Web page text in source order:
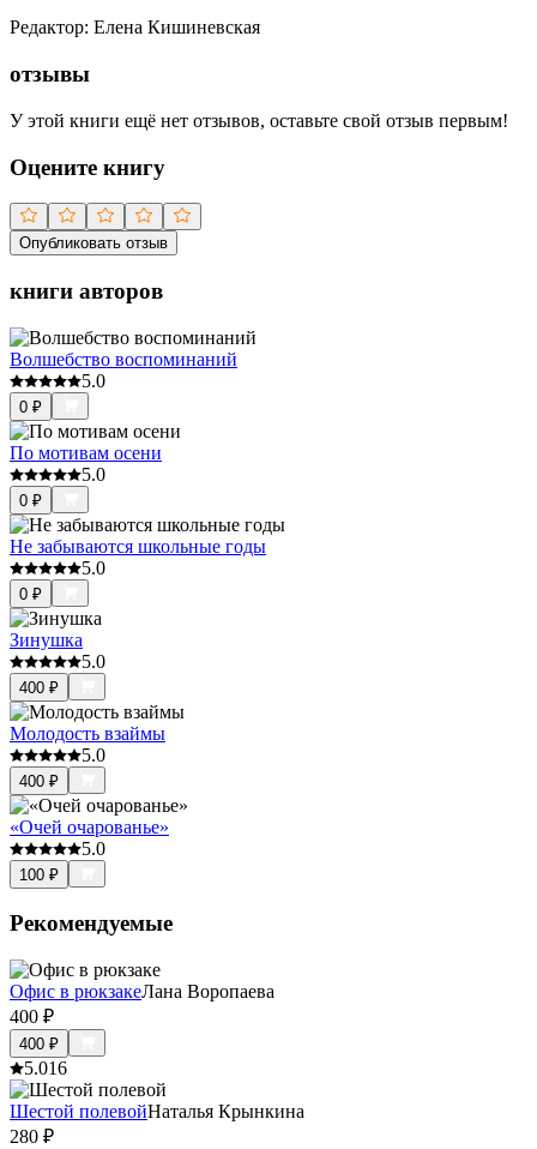
Редактор: Елена Кишиневская
отзывы
У этой книги ещё нет отзывов, оставьте свой отзыв первым!
Оцените книгу
Опубликовать отзыв
книги авторов
Волшебство воспоминаний
5.0
0 ₽
По мотивам осени
5.0
0 ₽
Не забываются школьные годы
5.0
0 ₽
Зинушка
5.0
400 ₽
Молодость взаймы
5.0
400 ₽
«Очей очарованье»
5.0
100 ₽
Рекомендуемые
Офис в рюкзакеЛана Воропаева
400 ₽
400 ₽
5.016
Шестой полевойНаталья Крынкина
280 ₽